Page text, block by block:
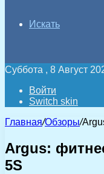
Искать
Суббота , 8 Август
Войти
Switch skin
Главная/Обзоры/
Argus:
5S